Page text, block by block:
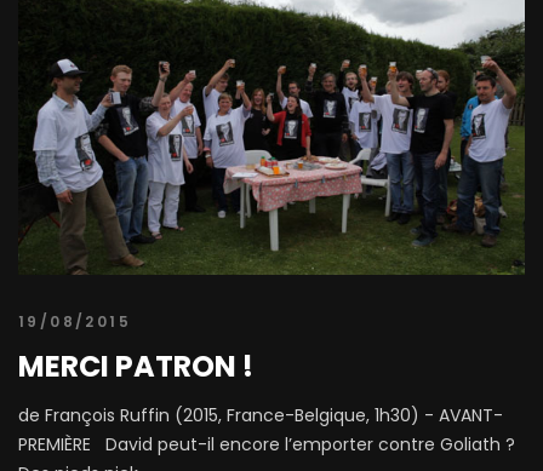
19/08/2015
MERCI PATRON !
de François Ruffin (2015, France-Belgique, 1h30) - AVANT-
PREMIÈRE David peut-il encore l’emporter contre Goliath ?